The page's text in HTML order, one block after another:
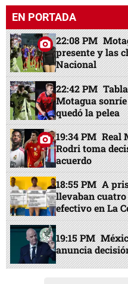
EN PORTADA
22:08 PM
presente y las
Nacional
22:42 PM
Motagua
quedó la pelea
19:34 PM Real
Rodri toma
acuerdo
18:55 PM A
llevaban
efectivo en La
19:15 PM
anuncia